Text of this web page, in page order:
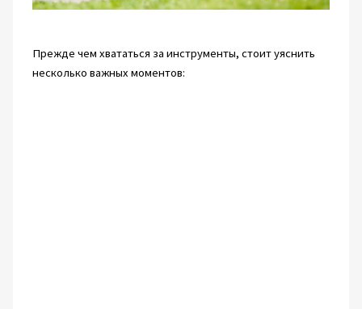
Прежде чем хвататься за инструменты, стоит уяснить
несколько важных моментов: